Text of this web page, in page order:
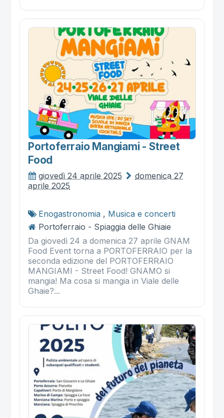
Portoferraio Mangiami - Street
Food
giovedì 24 aprile 2025
domenica 27
aprile 2025
Enogastronomia , Musica e concerti
Portoferraio - Spiaggia delle Ghiaie
Da giovedì 24 a domenica 27 aprile GNAM
Food Event torna a PORTOFERRAIO per la
seconda edizione del PORTOFERRAIO
MANGIAMI - Street Food! GNAMO si
mangia! Ma cosa si mangia in Viale delle
Ghaie?...